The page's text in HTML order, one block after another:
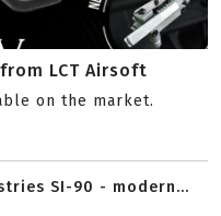
LCT Airsoft
on the market.
SI-90 - modern...